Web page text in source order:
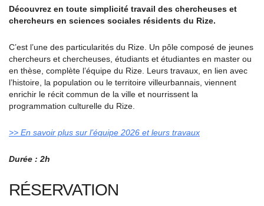
Découvrez en toute simplicité travail des chercheuses et
chercheurs en sciences sociales résidents du Rize.
C’est l’une des particularités du Rize. Un pôle composé de jeunes
chercheurs et chercheuses, étudiants et étudiantes en master ou
en thèse, complète l’équipe du Rize. Leurs travaux, en lien avec
l’histoire, la population ou le territoire villeurbannais, viennent
enrichir le récit commun de la ville et nourrissent la
programmation culturelle du Rize.
>> En savoir plus sur l’équipe 2026 et leurs travaux
Durée : 2h
RÉSERVATION